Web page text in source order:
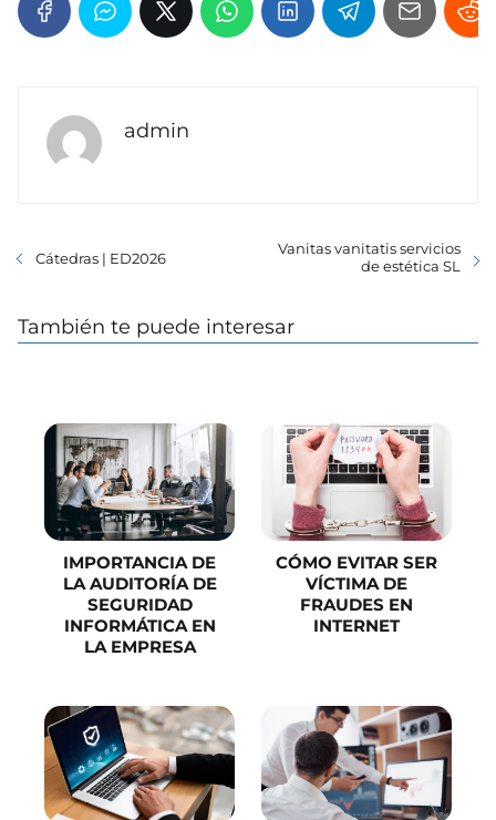
admin
Cátedras | ED2026
Vanitas vanitatis servicios
de estética SL
También te puede interesar
IMPORTANCIA DE
LA AUDITORÍA DE
SEGURIDAD
INFORMÁTICA EN
LA EMPRESA
CÓMO EVITAR SER
VÍCTIMA DE
FRAUDES EN
INTERNET